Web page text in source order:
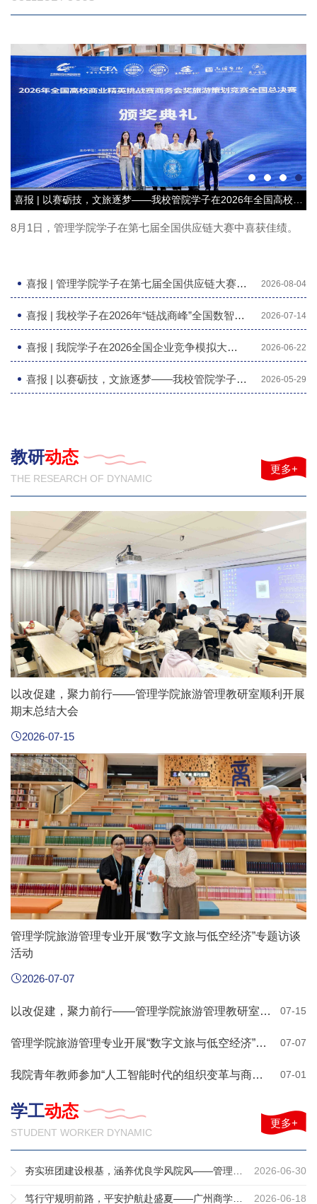
喜报 | 管理学院学子在第七届全国供应链大赛中喜获佳绩
8月1日，管理学院学子在第七届全国供应链大赛中喜获佳绩。
2026-08-04
喜报 | 管理学院学子在第七届全国供应链大赛中喜获佳绩
2026-07-14
喜报 | 我校学子在2026年“链战商峰”全国数智商业生态运营大赛中荣获佳绩
2026-06-22
喜报 | 我院学子在2026全国企业竞争模拟大赛喜获佳绩
2026-05-29
喜报 | 以赛砺技，文旅逐梦——我校管院学子在2026年全国高校商业精英挑战赛商务会奖旅游策划竞赛全国总决赛斩获全国一等奖
教研动态
THE RESEARCH OF DYNAMIC
更多+
以改促建，聚力前行——管理学院旅游管理教研室顺利开展
期末总结大会
2026-07-15
管理学院旅游管理专业开展“数字文旅与低空经济”专题访谈
活动
2026-07-07
07-15
以改促建，聚力前行——管理学院旅游管理教研室顺利开展期末总结大会
07-07
管理学院旅游管理专业开展“数字文旅与低空经济”专题访谈活动
07-01
我院青年教师参加“人工智能时代的组织变革与商业模式创新”国际学术研讨会并获评分论坛优秀论文
学工动态
STUDENT WORKER DYNAMIC
更多+
2026-06-30
夯实班团建设根基，涵养优良学风院风——管理学院召开2025-2026学年2025级班团骨干总结大会
2026-06-18
笃行守规明前路，平安护航赴盛夏——广州商学院管理学院2025级年级大会顺利召开